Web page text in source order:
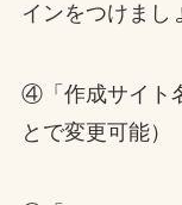
インをつけまし
④「作成サイト
とで変更可能）